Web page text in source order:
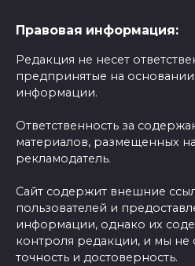
Правовая информация:
Редакция не несет
предпринятые на
информации.
Ответственность за
материалов, размещенных на
рекламодатель.
Сайт содержит внешние
пользователей и
информации, однако их
контроля редакции, и мы не
точность и достоверность.